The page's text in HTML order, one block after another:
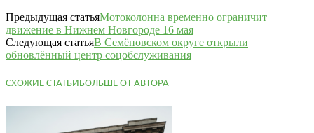
Предыдущая статьяМотоколонна временно ограничит
движение в Нижнем Новгороде 16 мая
Следующая статьяВ Семёновском округе открыли
обновлённый центр соцобслуживания
СХОЖИЕ СТАТЬИБОЛЬШЕ ОТ АВТОРА